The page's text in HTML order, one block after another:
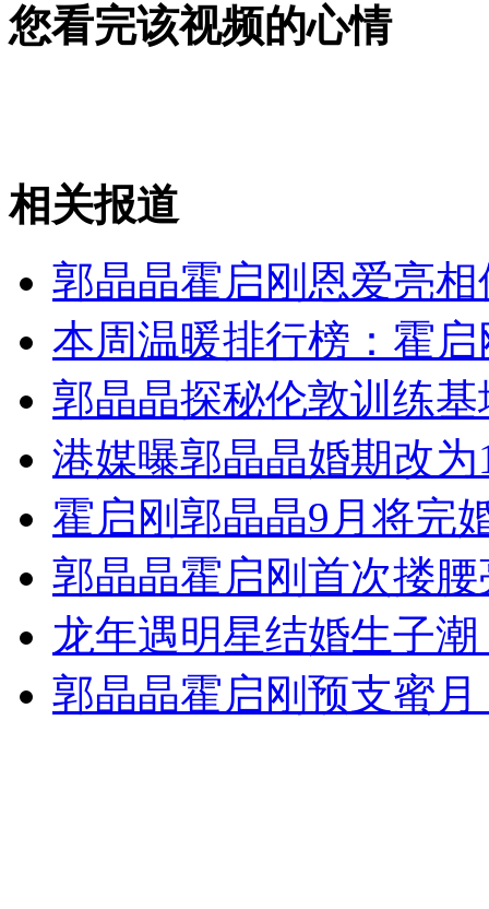
美选举日多地投票站出现混乱局面
山西运城恶犬咬伤多人 警民合力深夜将其击毙
女孩北京地铁殴打老人 痛下狠手拳打脚踢
无痛分娩是否安全 医生回应
外交部：反对强权政治霸凌主义
外交部：有关国家言论片面不公正
安徽一实载49人客车翻车
您看完该视频的心情
相关报道
郭晶晶霍启刚恩爱亮
本周温暖排行榜：霍
郭晶晶探秘伦敦训练
港媒曝郭晶晶婚期改
霍启刚郭晶晶9月将完
郭晶晶霍启刚首次搂腰
龙年遇明星结婚生子
郭晶晶霍启刚预支蜜